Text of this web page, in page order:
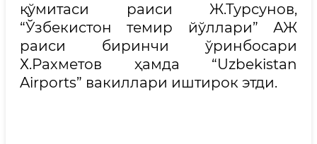
қўмитаси раиси Ж.Турсунов,
“Ўзбекистон темир йўллари” АЖ
раиси биринчи ўринбосари
Х.Рахметов ҳамда “Uzbekistan
Airports” вакиллари иштирок этди.